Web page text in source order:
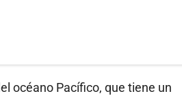
océano Pacífico, que tiene un